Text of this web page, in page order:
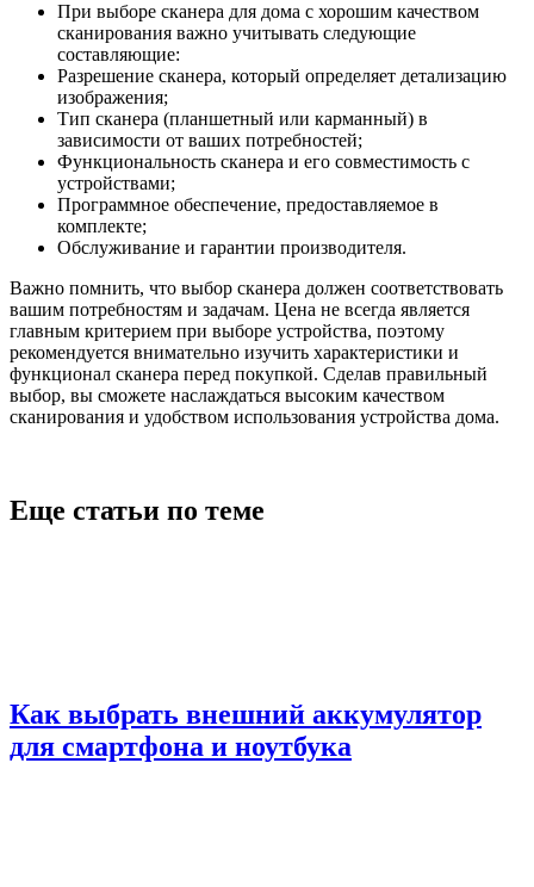
При выборе сканера для дома с хорошим качеством
сканирования важно учитывать следующие
составляющие:
Разрешение сканера, который определяет детализацию
изображения;
Тип сканера (планшетный или карманный) в
зависимости от ваших потребностей;
Функциональность сканера и его совместимость с
устройствами;
Программное обеспечение, предоставляемое в
комплекте;
Обслуживание и гарантии производителя.
Важно помнить, что выбор сканера должен соответствовать
вашим потребностям и задачам. Цена не всегда является
главным критерием при выборе устройства, поэтому
рекомендуется внимательно изучить характеристики и
функционал сканера перед покупкой. Сделав правильный
выбор, вы сможете наслаждаться высоким качеством
сканирования и удобством использования устройства дома.
Еще статьи по теме
Как выбрать внешний аккумулятор
для смартфона и ноутбука